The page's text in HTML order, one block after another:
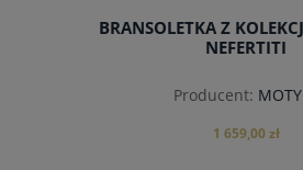
BRANSOLETKA Z
NEFERTITI
Producent:
1 659,00 zł